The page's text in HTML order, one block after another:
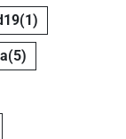
(1)
(5)